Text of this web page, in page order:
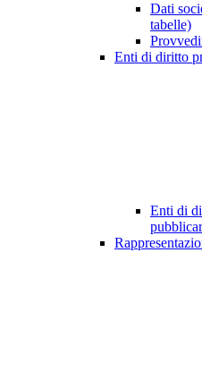
Dati
tabelle)
Enti di diritto
Enti di